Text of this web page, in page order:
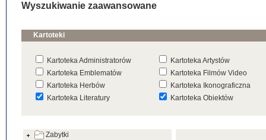
Wyszukiwanie zaawansowane
Kartoteki
Kartoteka Administratorów
Kartoteka Artystów
Kartoteka Emblematów
Kartoteka Filmów Video
Kartoteka Herbów
Kartoteka Ikonograficzna
Kartoteka Literatury
Kartoteka Obiektów
Kartoteka Warsztatów
Zabytki